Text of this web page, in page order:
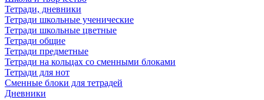
Тетради, дневники
Тетради школьные ученические
Тетради школьные цветные
Тетради общие
Тетради предметные
Тетради на кольцах со сменными блоками
Тетради для нот
Сменные блоки для тетрадей
Дневники